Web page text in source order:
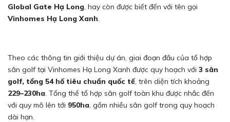
Global Gate Hạ Long , hay còn được biết đến với tên gọi
Vinhomes Hạ Long Xanh
Theo các thông tin giới thiệu dự án, giai đoạn đầu của tổ hợp
sân golf tại Vinhomes Hạ Long Xanh được quy hoạch với 3 sân
golf, tổng 54 hố tiêu chuẩn quốc tế, trên diện tích khoảng
229–230ha . Tổng thể tổ hợp sân golf toàn khu được nhắc đến
với quy mô lên tới 950ha , gồm nhiều sân golf trong quy hoạch
dài hạn.